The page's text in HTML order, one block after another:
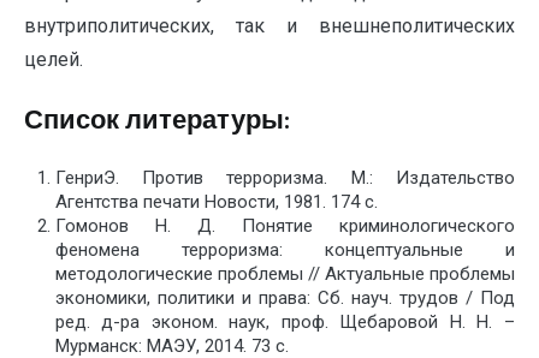
внутриполитических, так и внешнеполитических
целей.
Список литературы:
ГенриЭ. Против терроризма. М.: Издательство
Агентства печати Новости, 1981. 174 с.
Гомонов Н. Д. Понятие криминологического
феномена терроризма: концептуальные и
методологические проблемы // Актуальные проблемы
экономики, политики и права: Сб. науч. трудов / Под
ред. д-ра эконом. наук, проф. Щебаровой Н. Н. –
Мурманск: МАЭУ, 2014. 73 с.